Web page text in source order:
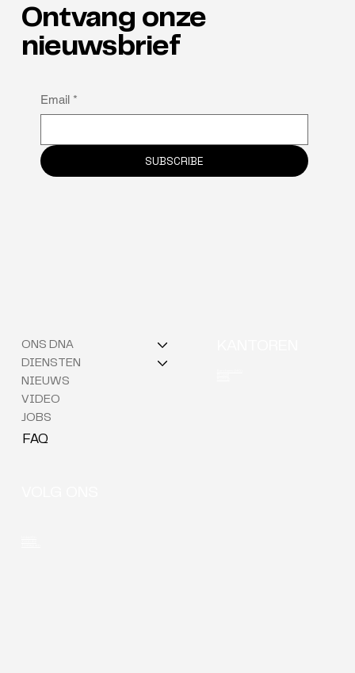
sleutel tot retentie is
Ontvang onze
nieuwsbrief
Email *
SUBSCRIBE
ONS DNA
DIENSTEN
NIEUWS
VIDEO
JOBS
FAQ